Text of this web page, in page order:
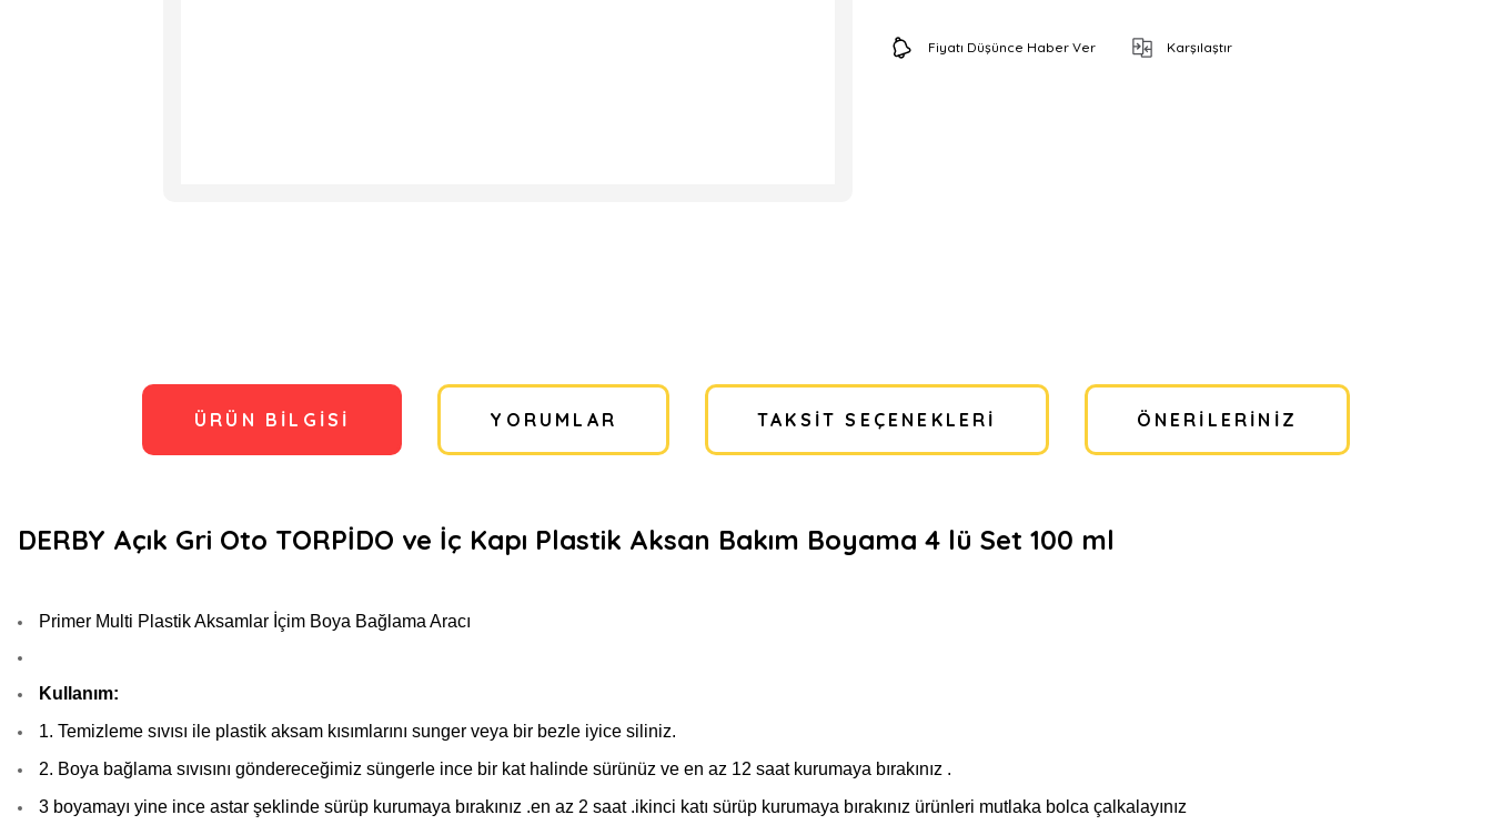
Fiyatı Düşünce Haber Ver Karşılaştır
ÜRÜN BILGISI YORUMLAR TAKSIT SEÇENEKLERI ÖNERILERINIZ
DERBY Açık Gri Oto TORPİDO ve İç Kapı Plastik Aksan Bakım Boyama 4 lü Set 100 ml
Primer Multi Plastik Aksamlar İçim Boya Bağlama Aracı
Kullanım:
1. Temizleme sıvısı ile plastik aksam kısımlarını sunger veya bir bezle iyice siliniz.
2. Boya bağlama sıvısını göndereceğimiz süngerle ince bir kat halinde sürünüz ve en az 12 saat kurumaya bırakınız .
3 boyamayı yine ince astar şeklinde sürüp kurumaya bırakınız .en az 2 saat .ikinci katı sürüp kurumaya bırakınız ürünleri mutlaka bolca çalkalayınız